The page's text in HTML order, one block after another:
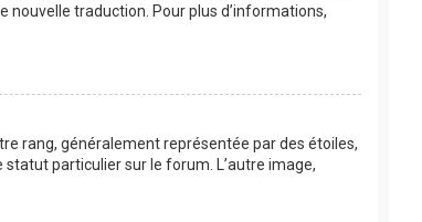
nouvelle traduction. Pour plus d’informations,
rang, généralement représentée par des étoiles,
particulier sur le forum. L’autre image,